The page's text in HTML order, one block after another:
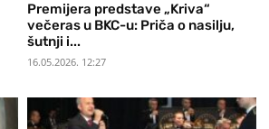
Premijera predstave „Kriva“
večeras u BKC-u: Priča o nasilju,
šutnji i...
16.05.2026. 12:27